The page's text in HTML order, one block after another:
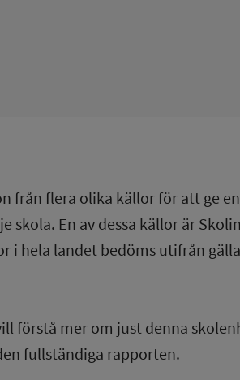
från flera olika källor för att ge
skola. En av dessa källor är
i hela landet bedöms utifrån
förstå mer om just denna
fullständiga rapporten.